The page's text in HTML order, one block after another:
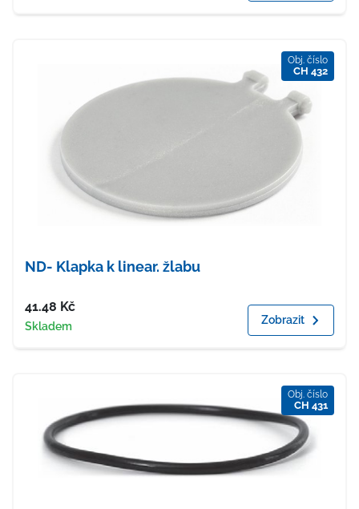
Obj. číslo
CH 432
ND- Klapka k linear. žlabu
Cena
41.48 Kč
Dostupnost
Skladem Zobrazit
Obj. číslo
CH 431